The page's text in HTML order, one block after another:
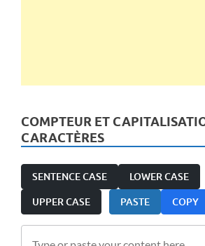
COMPTEUR ET
CARACTÈRES
SENTENCE CASE LOWER CASE
UPPER CASE PASTE COPY